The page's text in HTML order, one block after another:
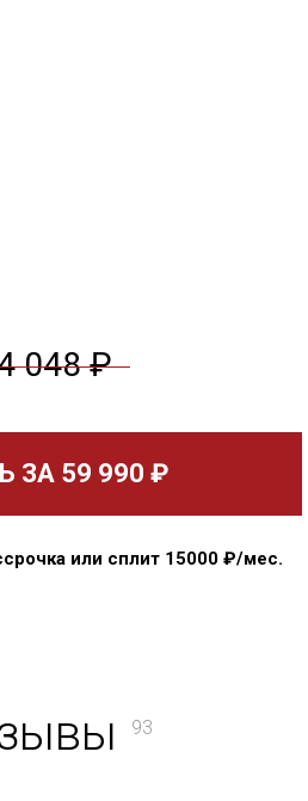
048 ₽
ЗА 59 990 ₽
или сплит 15000₽/мес.
93